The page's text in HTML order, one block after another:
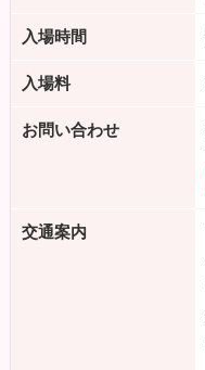
入場時間
入場料
お問い合わせ
交通案内